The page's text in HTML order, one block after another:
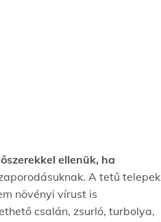
ellenük, ha
A tetű telepek
növényi vírust is
csalán, zsurló, turbolya,